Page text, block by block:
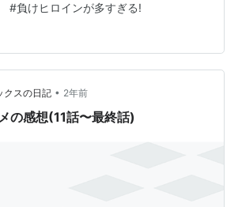
くテンポ感が心地よかった。 唯一マイ
げるとすれば、主人公の妹が物語の展
ったぐらいだろうか。普通に、うるさ
ぎるだけにしか思えなかった…… 「負
う概念がメインテーマ 懐古的なEDたち
ロイン」とい…
#負けヒロインが多すぎる!
クスの日記 • 2年前
の感想(11話〜最終話)